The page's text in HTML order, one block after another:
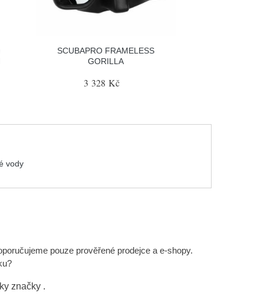
SCUBAPRO FRAMELESS
GORILLA
3 328 Kč
vody
pouze prověřené prodejce a e-shopy.
značky .